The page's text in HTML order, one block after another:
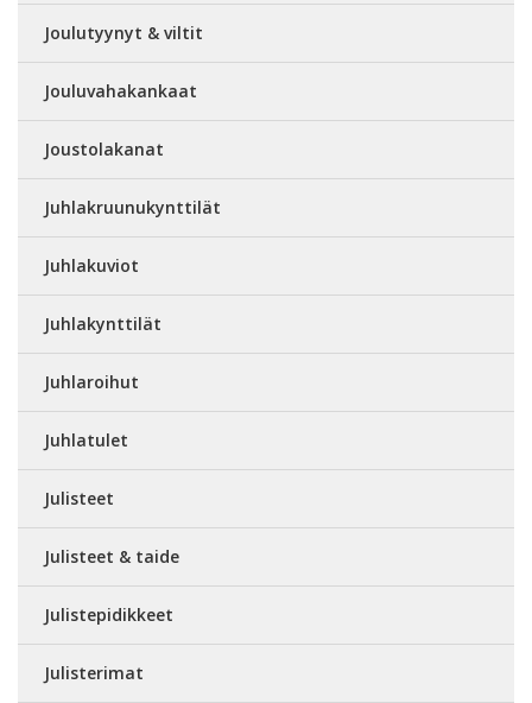
Joulutyynyt & viltit
Jouluvahakankaat
Joustolakanat
Juhlakruunukynttilät
Juhlakuviot
Juhlakynttilät
Juhlaroihut
Juhlatulet
Julisteet
Julisteet & taide
Julistepidikkeet
Julisterimat